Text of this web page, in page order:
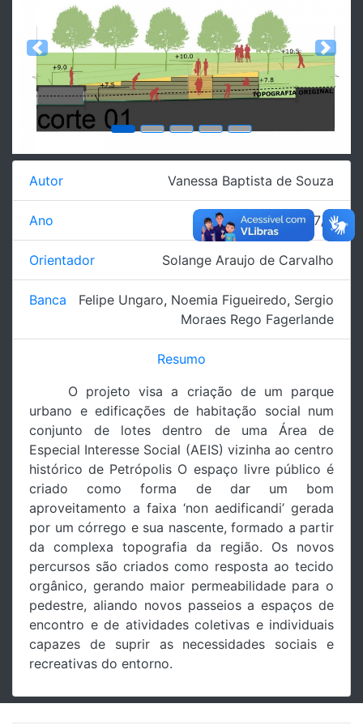
Previous Next
Autor Vanessa Baptista de Souza
Ano 2017/2
Orientador Solange Araujo de Carvalho
Banca Felipe Ungaro, Noemia Figueiredo, Sergio
Moraes Rego Fagerlande
Resumo
O projeto visa a criação de um parque
urbano e edificações de habitação social num
conjunto de lotes dentro de uma Área de
Especial Interesse Social (AEIS) vizinha ao centro
histórico de Petrópolis O espaço livre público é
criado como forma de dar um bom
aproveitamento a faixa ‘non aedificandi’ gerada
por um córrego e sua nascente, formado a partir
da complexa topografia da região. Os novos
percursos são criados como resposta ao tecido
orgânico, gerando maior permeabilidade para o
pedestre, aliando novos passeios a espaços de
encontro e de atividades coletivas e individuais
capazes de suprir as necessidades sociais e
recreativas do entorno.